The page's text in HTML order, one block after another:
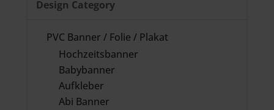
Design Category
PVC Banner / Folie / Plakat
Hochzeitsbanner
Babybanner
Aufkleber
Abi Banner